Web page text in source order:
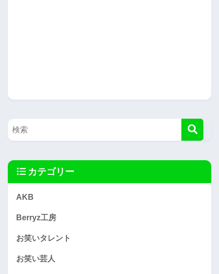
カテゴリー
AKB
Berryz工房
お笑いタレント
お笑い芸人